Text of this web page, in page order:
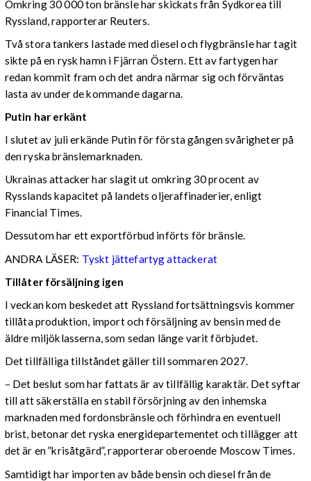
Omkring 30 000 ton bränsle har skickats från Sydkorea till
Ryssland, rapporterar Reuters.
Två stora tankers lastade med diesel och flygbränsle har tagit
sikte på en rysk hamn i Fjärran Östern. Ett av fartygen har
redan kommit fram och det andra närmar sig och förväntas
lasta av under de kommande dagarna.
Putin har erkänt
I slutet av juli erkände Putin för första gången svårigheter på
den ryska bränslemarknaden.
Ukrainas attacker har slagit ut omkring 30 procent av
Rysslands kapacitet på landets oljeraffinaderier, enligt
Financial Times.
Dessutom har ett exportförbud införts för bränsle.
ANDRA LÄSER: Tyskt jättefartyg attackerat
Tillåter försäljning igen
I veckan kom beskedet att Ryssland fortsättningsvis kommer
tillåta produktion, import och försäljning av bensin med de
äldre miljöklasserna, som sedan länge varit förbjudet.
Det tillfälliga tillståndet gäller till sommaren 2027.
– Det beslut som har fattats är av tillfällig karaktär. Det syftar
till att säkerställa en stabil försörjning av den inhemska
marknaden med fordonsbränsle och förhindra en eventuell
brist, betonar det ryska energidepartementet och tillägger att
det är en ”krisåtgärd”, rapporterar oberoende Moscow Times.
Samtidigt har importen av både bensin och diesel från de